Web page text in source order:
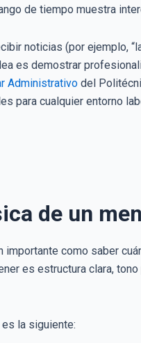
de tiempo muestra
noticias (por ejemplo,
es demostrar
Administrativo del
para cualquier entorno
de un
como saber
es estructura clara,
la siguiente: